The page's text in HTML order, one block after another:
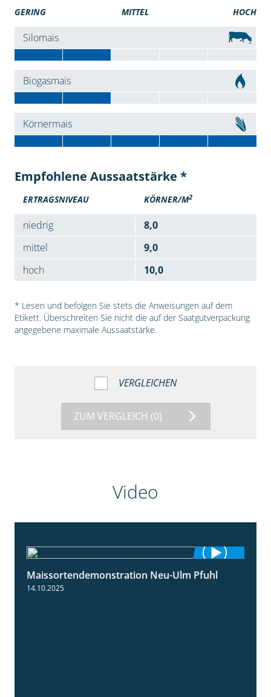
GERING MITTEL HOCH
Silomais
Biogasmais
Körnermais
Empfohlene Aussaatstärke *
ERTRAGSNIVEAU KÖRNER/M2
niedrig
8,0
mittel
9,0
hoch
10,0
* Lesen und befolgen Sie stets die Anweisungen auf dem
Etikett. Überschreiten Sie nicht die auf der Saatgutverpackung
angegebene maximale Aussaatstärke.
VERGLEICHEN
ZUM VERGLEICH (0)
Video
7:10
Maissortendemonstration Neu-Ulm Pfuhl
14.10.2025